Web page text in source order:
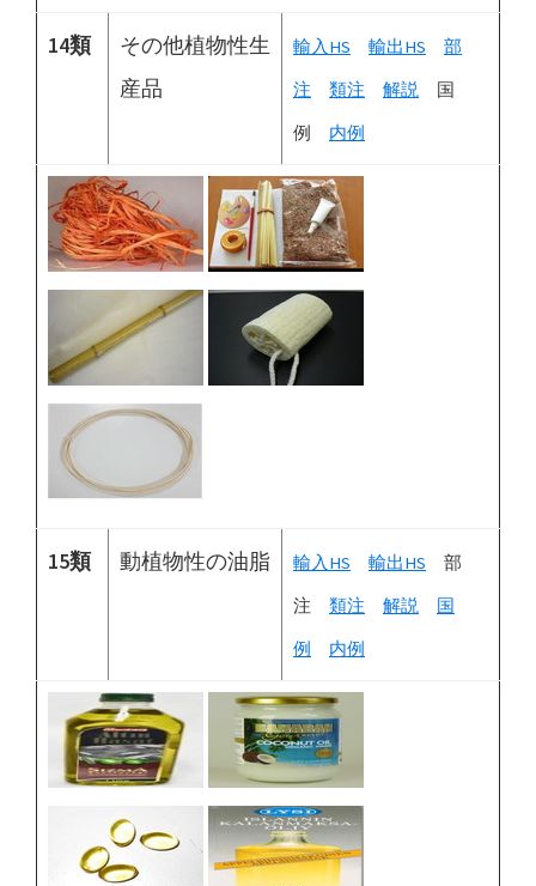
14類
その他植物性生
産品
輸入HS 輸出HS
部
注
類注 解説 国
例 内例
15類 動植物性の油脂 輸入HS 輸出HS 部
注 類注 解説
国
例
内例